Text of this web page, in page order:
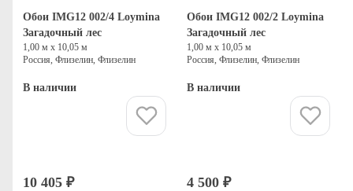
Обои IMG12 002/4 Loymina
Загадочный лес
1,00 м х 10,05 м
Россия, Флизелин, Флизелин
В наличии
Обои IMG12 002/2 Loymina
Загадочный лес
1,00 м х 10,05 м
Россия, Флизелин, Флизелин
В наличии
10 405 ₽ 4 500 ₽